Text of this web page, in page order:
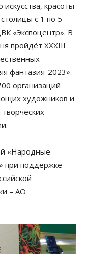
красоты
с 1 по 5
«Экспоцентр». В
пройдёт XXХIII
фантазия-2023».
организаций
художников и
«Народные
при поддержке
– АО